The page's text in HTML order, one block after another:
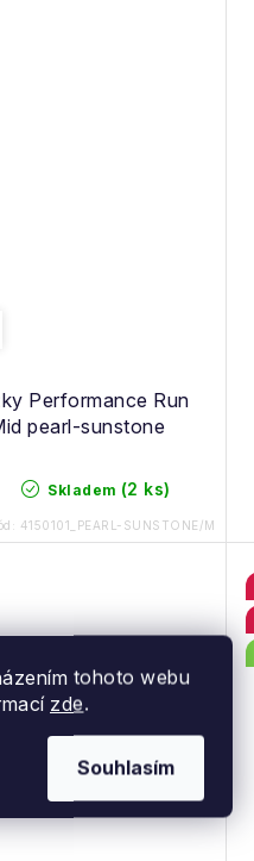
tohoto webu
zde.
Souhlasím
Performance Run
pearl-sunstone
Skladem (2 ks)
4150101_PEARL-SUNSTONE/M